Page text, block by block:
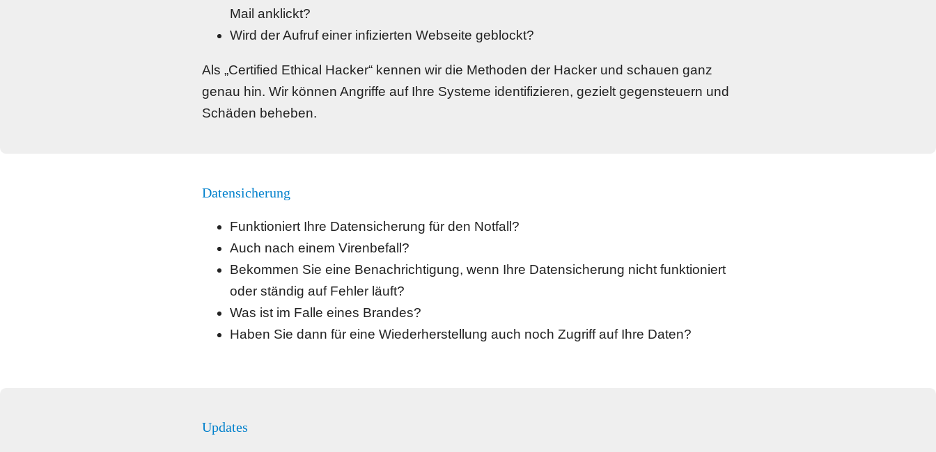
Mail anklickt?
Wird der Aufruf einer infizierten Webseite geblockt?
Als „Certified Ethical Hacker“ kennen wir die Methoden der Hacker und schauen ganz
genau hin. Wir können Angriffe auf Ihre Systeme identifizieren, gezielt gegensteuern und
Schäden beheben.
Datensicherung
Funktioniert Ihre Datensicherung für den Notfall?
Auch nach einem Virenbefall?
Bekommen Sie eine Benachrichtigung, wenn Ihre Datensicherung nicht funktioniert
oder ständig auf Fehler läuft?
Was ist im Falle eines Brandes?
Haben Sie dann für eine Wiederherstellung auch noch Zugriff auf Ihre Daten?
Updates